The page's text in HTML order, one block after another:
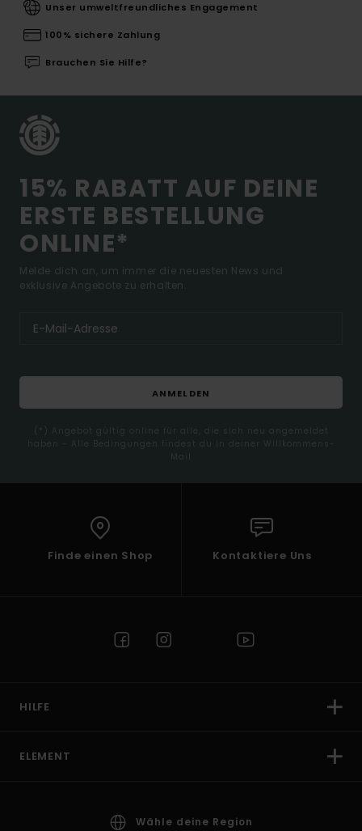
Unser umweltfreundliches Engagement
100% sichere Zahlung
Brauchen Sie Hilfe?
15% RABATT AUF DEINE
ERSTE BESTELLUNG
ONLINE*
Melde dich an, um immer die neuesten News und
exklusive Angebote zu erhalten.
ANMELDEN
(*) Angebot gültig online für alle, die sich neu angemeldet
haben - Alle Bedingungen findest du in deiner Willkommens-
Mail
Finde einen Shop Kontaktiere Uns
HILFE
ELEMENT
Wähle deine Region